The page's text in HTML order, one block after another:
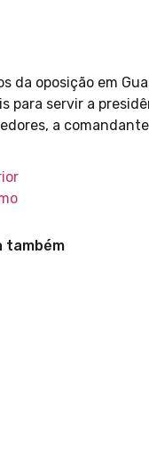
da oposição em
para servir a
a
também